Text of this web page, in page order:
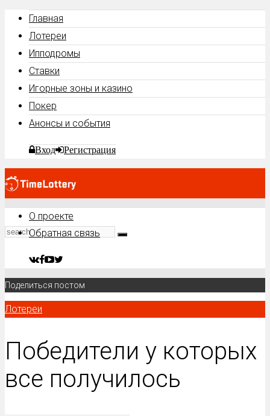
Главная
Лотереи
Ипподромы
Ставки
Игорные зоны и казино
Покер
Анонсы и события
Вход Регистрация
О проекте
Обратная связь
Поделиться постом
Лотереи
Победители у которых
все получилось